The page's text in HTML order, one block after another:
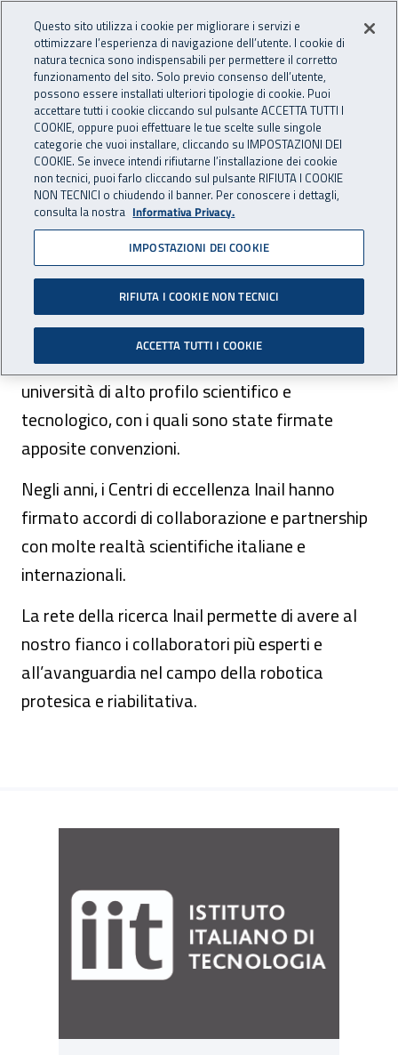
INAIL - Istituto Nazionale
Apri cerca
Navigazione principale
Navigazione - Ti trovi in:
Home Istituto Struttura organizzativa
Uffici Centrali
Direzione centrale assistenza protesica e riabilitazione
Centri protesici e riabilitativi
Progetti di ricerca Centri protesici e riabilitativi
Partner e
collaborazioni
Partner e collaborazioni
Il Centro Protesi e il Centro di riabilitazione
motoria collaborano con istituti di ricerca e
università di alto profilo scientifico e
tecnologico, con i quali sono state firmate
apposite convenzioni.
Negli anni, i Centri di eccellenza Inail hanno
firmato accordi di collaborazione e partnership
con molte realtà scientifiche italiane e
internazionali.
La rete della ricerca Inail permette di avere al
nostro fianco i collaboratori più esperti e
all’avanguardia nel campo della robotica
protesica e riabilitativa.
Questo sito utilizza i cookie per migliorare i servizi e
ottimizzare l’esperienza di navigazione dell’utente. I cookie di
natura tecnica sono indispensabili per permettere il corretto
funzionamento del sito. Solo previo consenso dell’utente,
possono essere installati ulteriori tipologie di cookie. Puoi
accettare tutti i cookie cliccando sul pulsante ACCETTA TUTTI I
COOKIE, oppure puoi effettuare le tue scelte sulle singole
categorie che vuoi installare, cliccando su IMPOSTAZIONI DEI
COOKIE. Se invece intendi rifiutarne l’installazione dei cookie
non tecnici, puoi farlo cliccando sul pulsante RIFIUTA I COOKIE
NON TECNICI o chiudendo il banner. Per conoscere i dettagli,
consulta la nostra Informativa Privacy.
IMPOSTAZIONI DEI COOKIE
RIFIUTA I COOKIE NON TECNICI
ACCETTA TUTTI I COOKIE